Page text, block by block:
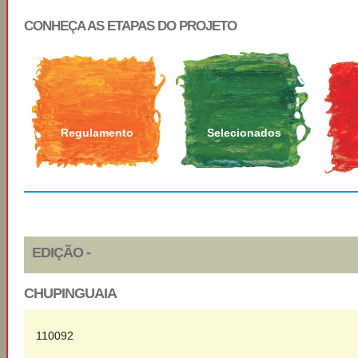
CONHEÇA AS ETAPAS DO PROJETO
Regulamento Selecionados
EDIÇÃO -
CHUPINGUAIA
110092